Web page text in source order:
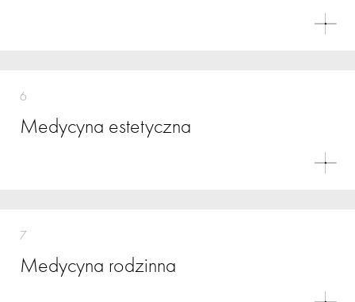
6
Medycyna estetyczna
7
Medycyna rodzinna